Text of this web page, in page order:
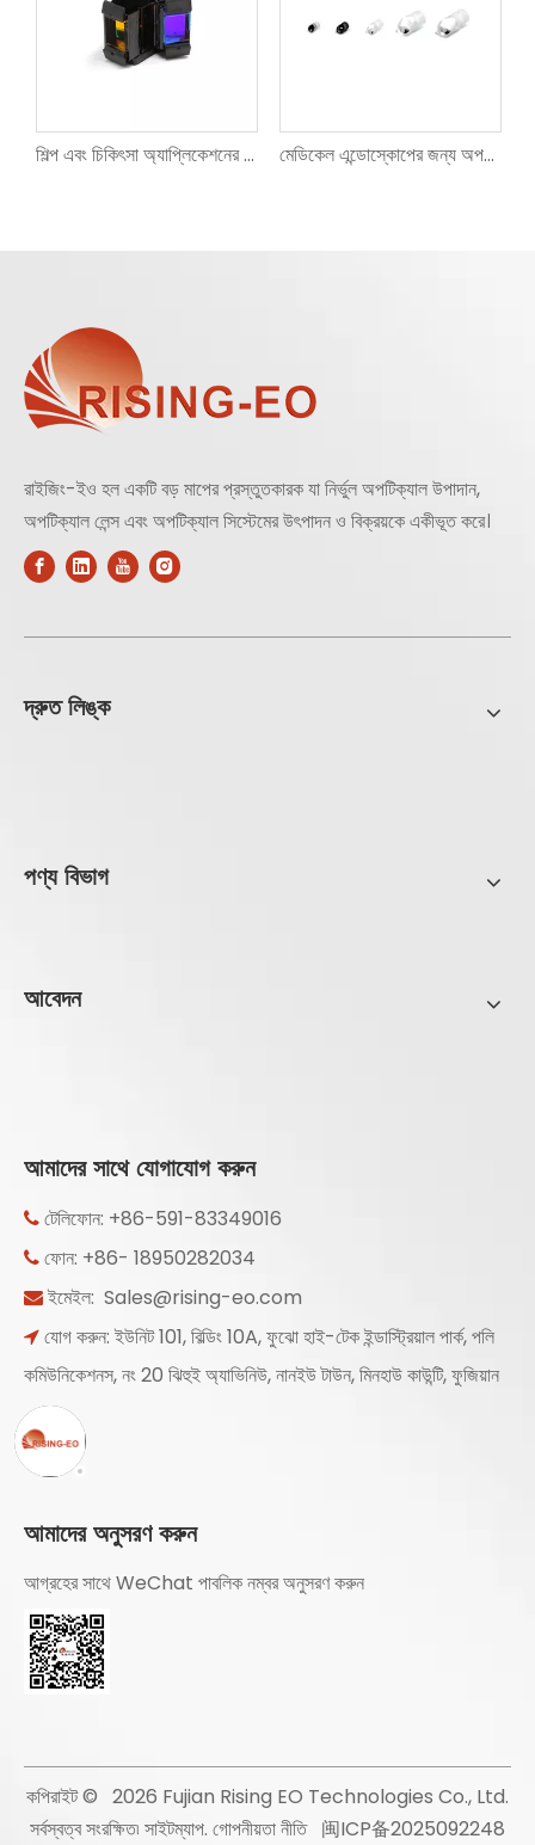
শিল্প এবং চিকিৎসা অ্যাপ্লিকেশনের জন্য অপটিক্যাল আরজিবি প্রিজম মেডিকেল এন্ডোস্কোপের জন্য অপটিক্যাল গ্লাস অবজেক্টিভ লেন্স
রাইজিং-ইও হল একটি বড় মাপের প্রস্তুতকারক যা নির্ভুল অপটিক্যাল উপাদান,
অপটিক্যাল লেন্স এবং অপটিক্যাল সিস্টেমের উৎপাদন ও বিক্রয়কে একীভূত করে।
দ্রুত লিঙ্ক
পণ্য বিভাগ
আবেদন
আমাদের সাথে যোগাযোগ করুন
 টেলিফোন: +86-591-83349016
 ফোন: +86- 18950282034
ইমেইল: Sales@rising-eo.com
 যোগ করুন: ইউনিট 101, বিল্ডিং 10A, ফুঝো হাই-টেক ইন্ডাস্ট্রিয়াল পার্ক, পলি
কমিউনিকেশনস, নং 20 ঝিহুই অ্যাভিনিউ, নানইউ টাউন, মিনহাউ কাউন্টি, ফুজিয়ান
আমাদের অনুসরণ করুন
আগ্রহের সাথে WeChat পাবলিক নম্বর অনুসরণ করুন
কপিরাইট © 2026 Fujian Rising EO Technologies Co., Ltd.
সর্বস্বত্ব সংরক্ষিত৷ সাইটম্যাপ. গোপনীয়তা নীতি 闽ICP备2025092248